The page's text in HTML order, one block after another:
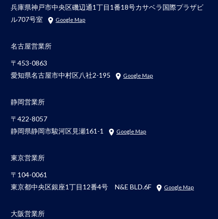
兵庫県神戸市中央区磯辺通1丁目1番18号カサベラ国際プラザビ
ル707号室
Google Map
名古屋営業所
〒453-0863
愛知県名古屋市中村区八社2-195
Google Map
静岡営業所
〒422-8057
静岡県静岡市駿河区見瀬161-1
Google Map
東京営業所
〒104-0061
東京都中央区銀座1丁目12番4号 N&E BLD.6F
Google Map
大阪営業所